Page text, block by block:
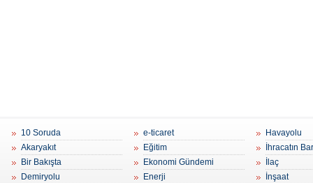
10 Soruda
Akaryakıt
Bir Bakışta
Demiryolu
e-ticaret
Eğitim
Ekonomi Gündemi
Enerji
Havayolu
İhracatın
İlaç
İnşaat